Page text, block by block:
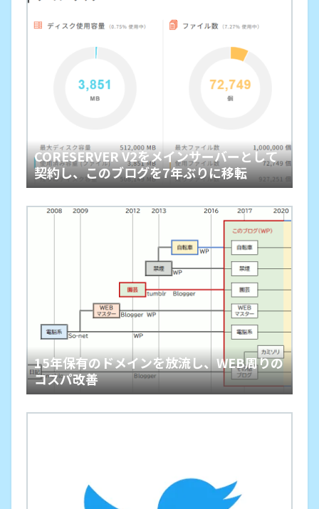
CORESERVER V2をメインサーバーとして
契約し、このブログを7年ぶりに移転
15年保有のドメインを放流し、WEB周りの
コスパ改善